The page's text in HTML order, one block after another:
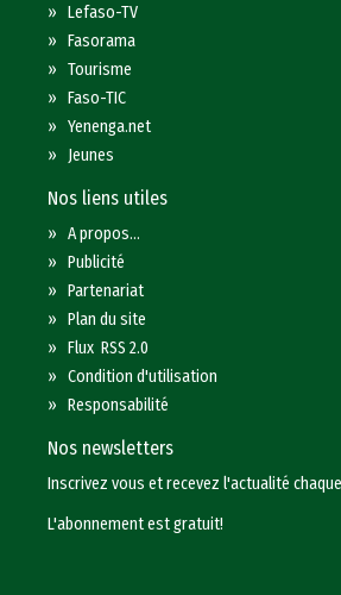
»Lefaso-TV
»Fasorama
»Tourisme
»Faso-TIC
»Yenenga.net
» Jeunes
Nos liens utiles
»A propos...
»Publicité
»Partenariat
»Plan du site
»Flux RSS 2.0
»Condition d'utilisation
»Responsabilité
Nos newsletters
Inscrivez vous et recevez l'actualité
L'abonnement est gratuit!